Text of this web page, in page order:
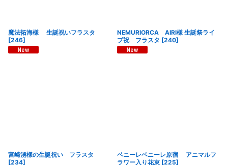
魔法拓海様 生誕祝いフラスタ
[246]
NEMURIORCA AIRI様 生誕祭ライ
ブ祝 フラスタ [240]
宮崎湧様の生誕祝い フラスタ
[234]
ベニーレベニーレ原宿 アニマルフ
ラワー入り花束 [225]